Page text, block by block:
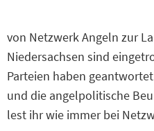
von Netzwerk Angeln zur
Niedersachsen sind
Parteien haben
und die angelpolitische
lest ihr wie immer bei